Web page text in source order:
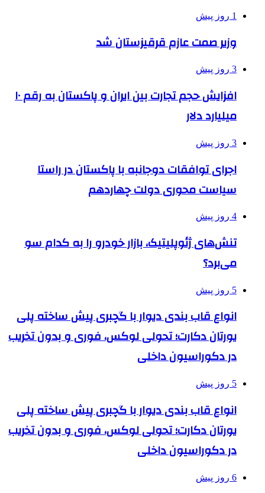
1 روز پیش
وزیر صمت عازم قرقیزستان شد
3 روز پیش
افزایش حجم تجارت بین ایران و پاکستان به رقم ۱۰
میلیارد دلار
3 روز پیش
اجرای توافقات دوجانبه با پاکستان در راستا
سیاست محوری دولت چهاردهم
4 روز پیش
تنش‌های ژئوپلیتیک، بازار خودرو را به کدام سو
می‌برد؟
5 روز پیش
انواع قاب بندی دیوار با گچبری پیش ساخته پلی
یورتان دکارت؛ تحولی لوکس، فوری و بدون تخریب
در دکوراسیون داخلی
5 روز پیش
انواع قاب بندی دیوار با گچبری پیش ساخته پلی
یورتان دکارت؛ تحولی لوکس، فوری و بدون تخریب
در دکوراسیون داخلی
6 روز پیش